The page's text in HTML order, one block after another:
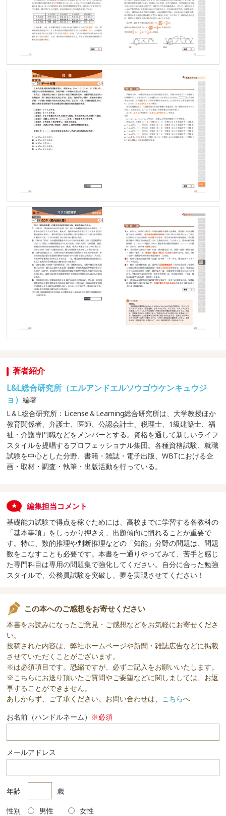
著者紹介
L&L総合研究所（エルアンドエルソウゴウケンキュウジ
ョ）編著
L＆L総合研究所：License＆Learning総合研究所は、大学教授ほか
教育関係者、弁護士、医師、公認会計士、税理士、1級建築士、福
祉・介護専門職などをメンバーとする。資格を通して新しいライフ
スタイルを提唱するプロフェッショナル集団。各種資格試験、就職
試験を中心とした分野、書籍・雑誌・電子出版、WBTにおける企
画・取材・調査・執筆・出版活動を行っている。
編集担当コメント
基礎能力試験で得点を稼ぐためには、高校までに学習する各教科の
「基本事項」をしっかり押さえ、出題傾向に慣れることが重要で
す。特に、数的推理や判断推理などの「知能」分野の問題は、問題
数をこなすことも必要です。本書を一通りやってみて、苦手と感じ
た専門科目は専用の問題集で強化してください。自分に合った勉強
スタイルで、公務員試験を突破し、夢を実現させてください！
この本へのご感想をお寄せください
本書をお読みになったご意見・ご感想などをお気軽にお寄せくださ
い。
投稿された内容は、弊社ホームページや新聞・雑誌広告などに掲載
させていただくことがございます。
※は必須項目です。恐縮ですが、必ずご記入をお願いいたします。
※こちらにお送り頂いたご質問やご要望などに関しましては、お返
事することができません。
あしからず、ご了承ください。お問い合わせは、 こちらへ
お名前（ハンドルネーム） ※必須
メールアドレス
年齢 歳
性別 男性 女性